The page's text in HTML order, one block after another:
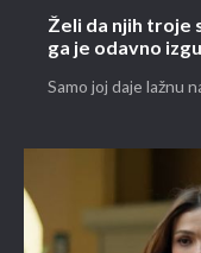
Želi da njih troje
ga je odavno
Samo joj daje lažnu